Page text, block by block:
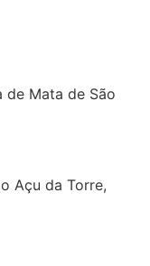
de Mata de São
Açu da Torre,